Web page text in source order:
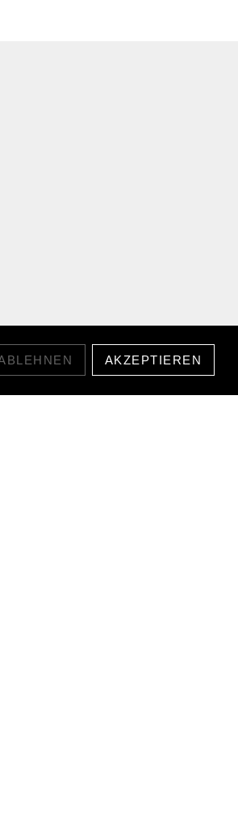
AKZEPTIEREN